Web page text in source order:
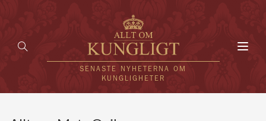
SENASTE NYHETERNA OM
KUNGLIGHETER